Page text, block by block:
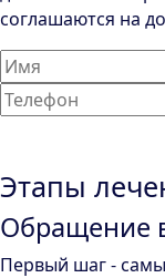
соглашаются на
Этапы
Обращение
Первый шаг -